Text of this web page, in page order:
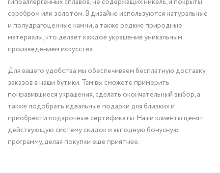
гипоаллергенных сплавов, не содержащих никель, и покрыты
серебром или золотом. В дизайне используются натуральные
и полудрагоценные камни, а также редкие природные
материалы, что делает каждое украшение уникальным
произведением искусства.
Для вашего удобства мы обеспечиваем бесплатную доставку
заказов в наши бутики. Там вы сможете примерить
понравившиеся украшения, сделать окончательный выбор, а
также подобрать идеальные подарки для близких и
приобрести подарочные сертификаты. Наши клиенты ценят
действующую систему скидок и выгодную бонусную
программу, делая покупки еще приятнее.